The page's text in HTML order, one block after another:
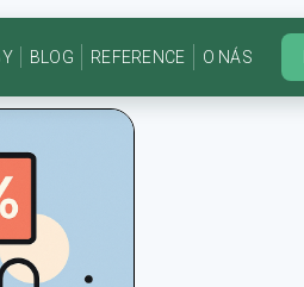
BLOG REFERENCE O NÁS